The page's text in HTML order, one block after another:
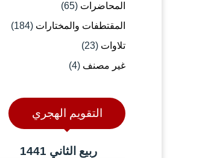
المحاضرات (65)
المقتطفات والمختارات (184)
تلاوات (23)
غير مصنف (4)
التقويم الهجري
ربيع الثاني 1441